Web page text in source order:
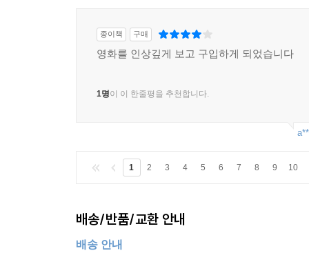
종이책 구매
영화를 인상깊게 보고 구입하게 되었습니다
1명이 이 한줄평을 추천합니다.
1 2 3 4 5 6 7 8 9 10
배송/반품/교환 안내
배송 안내